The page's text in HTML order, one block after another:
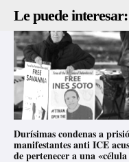
Le puede interesar:
Durísimas condenas a
manifestantes anti ICE
de pertenecer a una «célula